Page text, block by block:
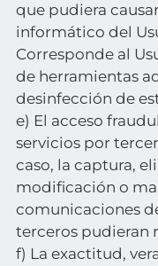
que pudiera
informático del
Corresponde al
de herramientas
desinfección de
e) El acceso
servicios por
caso, la captura,
modificación o
comunicaciones
terceros pudieran
f) La exactitud,